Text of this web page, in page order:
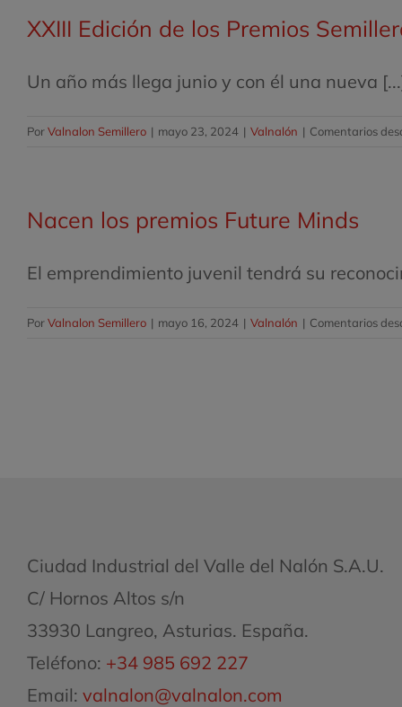
XXIII Edición de los Premios
Un año más llega junio y con él una nueva
PorValnalon Semillero | mayo 23, 2024 | Valnalón | Comentarios
Nacen los premios Future Minds
El emprendimiento juvenil tendrá su
PorValnalon Semillero | mayo 16, 2024 | Valnalón | Comentarios
Ciudad Industrial del Valle del Nalón S.A.U.
C/ Hornos Altos s/n
33930 Langreo, Asturias. España.
Teléfono: +34 985 692 227
Email: valnalon@valnalon.com